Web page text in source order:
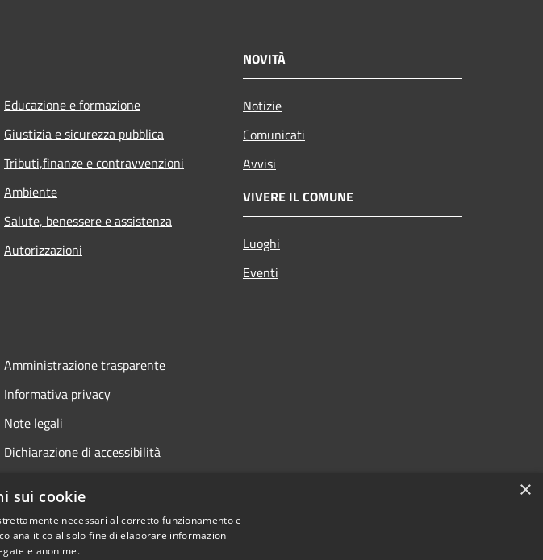
Educazione e formazione
Giustizia e sicurezza pubblica
Tributi,finanze e contravvenzioni
Ambiente
Salute, benessere e assistenza
Autorizzazioni
NOVITÀ
Notizie
Comunicati
Avvisi
VIVERE IL COMUNE
Luoghi
Eventi
Amministrazione trasparente
Informativa privacy
Note legali
Dichiarazione di accessibilità
×
sui cookie
necessari al corretto funzionamento e
analitico al solo fine di elaborare informazioni
e anonime.